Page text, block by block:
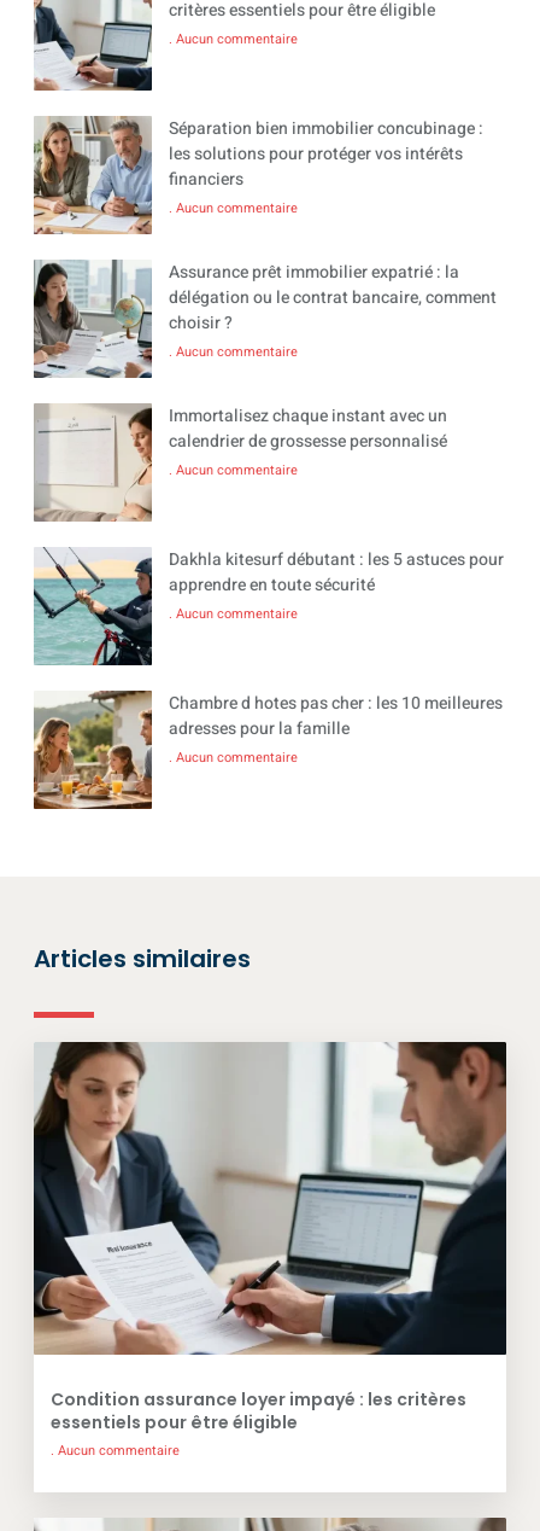
critères essentiels pour être éligible
Aucun commentaire
Séparation bien immobilier concubinage :
les solutions pour protéger vos intérêts
financiers
Aucun commentaire
Assurance prêt immobilier expatrié : la
délégation ou le contrat bancaire, comment
choisir ?
Aucun commentaire
Immortalisez chaque instant avec un
calendrier de grossesse personnalisé
Aucun commentaire
Dakhla kitesurf débutant : les 5 astuces pour
apprendre en toute sécurité
Aucun commentaire
Chambre d hotes pas cher : les 10 meilleures
adresses pour la famille
Aucun commentaire
Articles similaires
Condition assurance loyer impayé : les critères
essentiels pour être éligible
Aucun commentaire